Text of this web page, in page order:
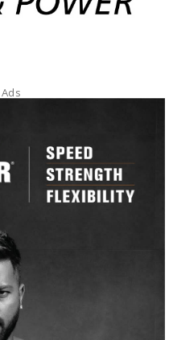
Ads